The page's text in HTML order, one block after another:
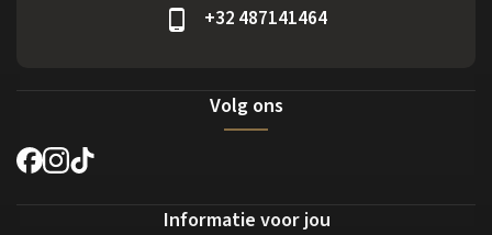
+32 487141464
Volg ons
Informatie voor jou